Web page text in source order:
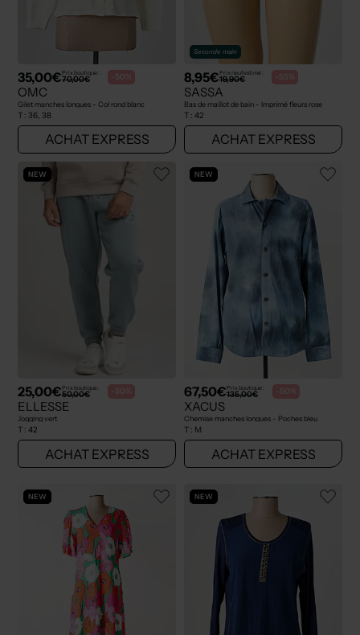
35,00€Prix boutique :
70,00€ -50%
OMC
Gilet manches longues - Col rond blanc
T : 36, 38
ACHAT EXPRESS
Seconde main
8,95€Prix neuf estimé :
19,90€ -55%
SASSA
Bas de maillot de bain - Imprimé fleurs rose
T : 42
ACHAT EXPRESS
NEW
25,00€Prix boutique :
50,00€ -50%
ELLESSE
Jogging vert
T : 42
ACHAT EXPRESS
NEW
67,50€Prix boutique :
135,00€ -50%
XACUS
Chemise manches longues - Poches bleu
T : M
ACHAT EXPRESS
NEW NEW